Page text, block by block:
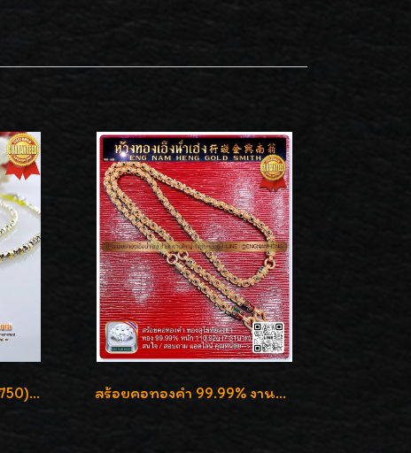
สร้อยคอทองอิตาลี 18K (750) ลายสวยตัดเหลี่ยมคมชัด ใส่สวยน่ารักค่ะ สร้อยคอทองคำ 99.99% งานลงยาสุโขทัยแท้ งานช่างทองโบราณ หรูหรา น่าสะสมค่ะ